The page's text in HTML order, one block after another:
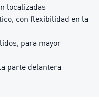
localizadas
con flexibilidad en la
para mayor
parte delantera